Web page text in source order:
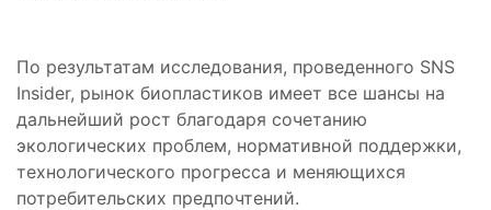
По результатам исследования, проведенного SNS
Insider, рынок биопластиков имеет все шансы на
дальнейший рост благодаря сочетанию
экологических проблем, нормативной поддержки,
технологического прогресса и меняющихся
потребительских предпочтений.